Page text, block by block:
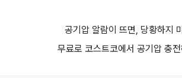
공기압 알람이 뜨면, 당황하지
무료로 코스트코에서 공기압 충